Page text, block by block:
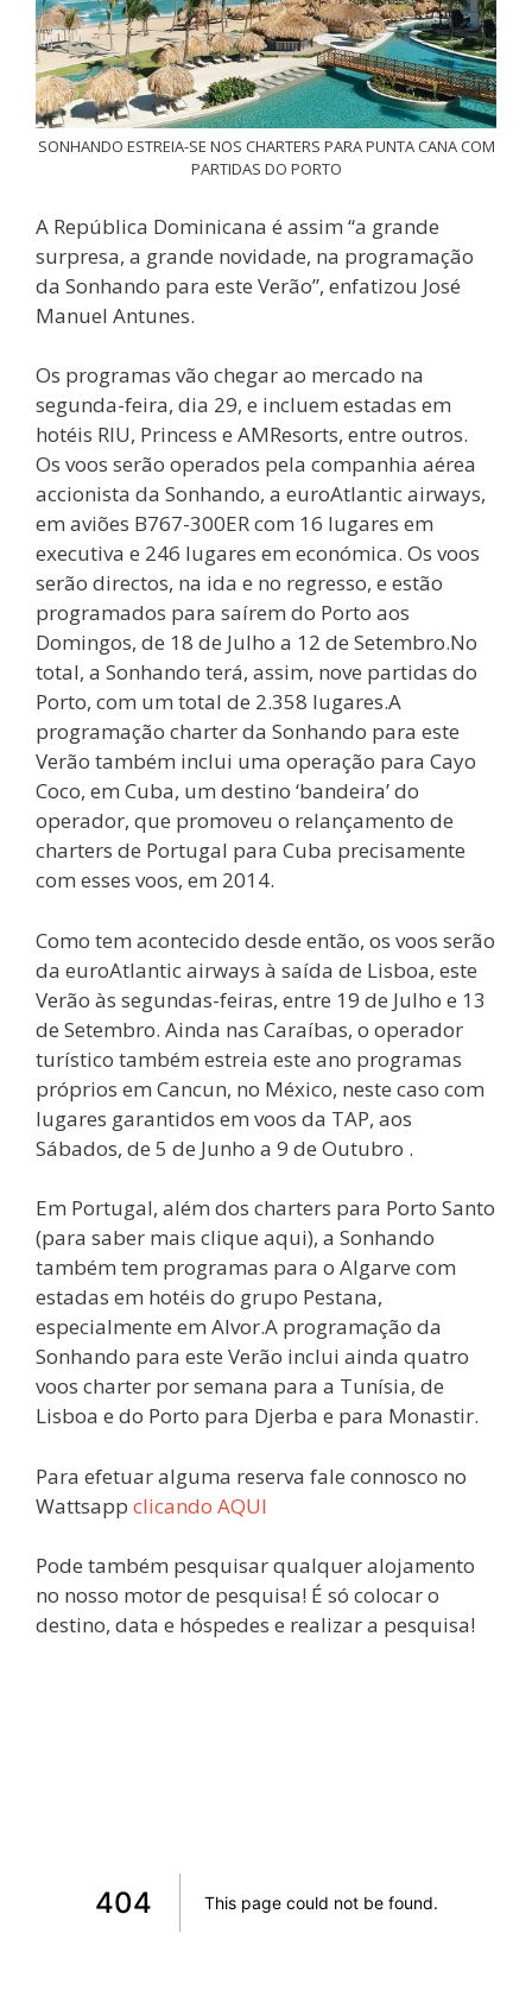
SONHANDO ESTREIA-SE NOS CHARTERS PARA PUNTA CANA COM
PARTIDAS DO PORTO
A República Dominicana é assim “a grande
surpresa, a grande novidade, na programação
da Sonhando para este Verão”, enfatizou José
Manuel Antunes.
Os programas vão chegar ao mercado na
segunda-feira, dia 29, e incluem estadas em
hotéis RIU, Princess e AMResorts, entre outros.
Os voos serão operados pela companhia aérea
accionista da Sonhando, a euroAtlantic airways,
em aviões B767-300ER com 16 lugares em
executiva e 246 lugares em económica. Os voos
serão directos, na ida e no regresso, e estão
programados para saírem do Porto aos
Domingos, de 18 de Julho a 12 de Setembro.No
total, a Sonhando terá, assim, nove partidas do
Porto, com um total de 2.358 lugares.A
programação charter da Sonhando para este
Verão também inclui uma operação para Cayo
Coco, em Cuba, um destino ‘bandeira’ do
operador, que promoveu o relançamento de
charters de Portugal para Cuba precisamente
com esses voos, em 2014.
Como tem acontecido desde então, os voos serão
da euroAtlantic airways à saída de Lisboa, este
Verão às segundas-feiras, entre 19 de Julho e 13
de Setembro. Ainda nas Caraíbas, o operador
turístico também estreia este ano programas
próprios em Cancun, no México, neste caso com
lugares garantidos em voos da TAP, aos
Sábados, de 5 de Junho a 9 de Outubro .
Em Portugal, além dos charters para Porto Santo
(para saber mais clique aqui), a Sonhando
também tem programas para o Algarve com
estadas em hotéis do grupo Pestana,
especialmente em Alvor.A programação da
Sonhando para este Verão inclui ainda quatro
voos charter por semana para a Tunísia, de
Lisboa e do Porto para Djerba e para Monastir.
Para efetuar alguma reserva fale connosco no
Wattsapp clicando AQUI
Pode também pesquisar qualquer alojamento
no nosso motor de pesquisa! É só colocar o
destino, data e hóspedes e realizar a pesquisa!